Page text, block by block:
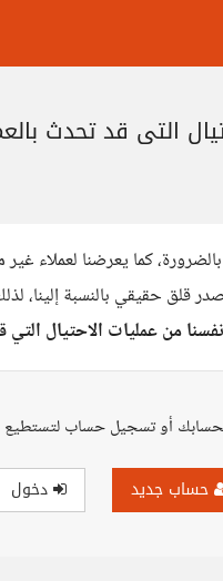
التي قد تحدث
كما يعرضنا لعملاء
قلق حقيقي بالنسبة
من عمليات الاحتيال التي
أو تسجيل حساب لتستطيع
حساب جديد دخول